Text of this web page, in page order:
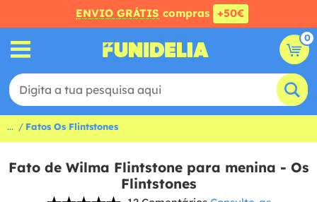
ENVIO GRÁTIS compras +50€
0
... Fatos Os Flintstones
Fato de Wilma Flintstone para menina - Os
Flintstones